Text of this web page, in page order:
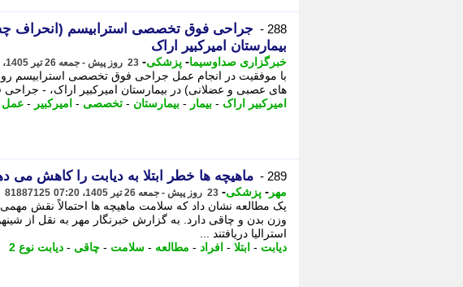
288 -
جراحی فوق تخصصی استرابیسم (انحراف
بیمارستان امیرکبیر اراک
خبرگزاری صداوسیما- پزشکی- 23 روز پیش - جمعه 26 تیر 1405، 08:45
با موفقیت در انجام عمل جراحی فوق تخصصی استرابیسم روی
های عصبی و عضلانی) در بیمارستان امیرکبیر اراک، -
امیرکبیر اراک - بیمار - بیمارستان - تخصصی - امیرکبیر - عمل
289 - ماهیچه ها خطر ابتلا به دیابت را کاهش می
مهر - پزشکی- 23 روز پیش - جمعه 26 تیر 1405، 07:20 81887125
یک مطالعه نشان داد که سلامت ماهیچه ها احتمالاً نقش مهمی
وزن بدن و چاقی دارد. به گزارش خبرنگار مهر به نقل از
استرالیا دریافتند ...
دیابت - ابتلا - افراد - مطالعه - سلامت - چاقی - دیابت نوع 2